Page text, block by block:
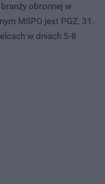
obronnej w
MSPO jest PGZ. 31.
w dniach 5-8